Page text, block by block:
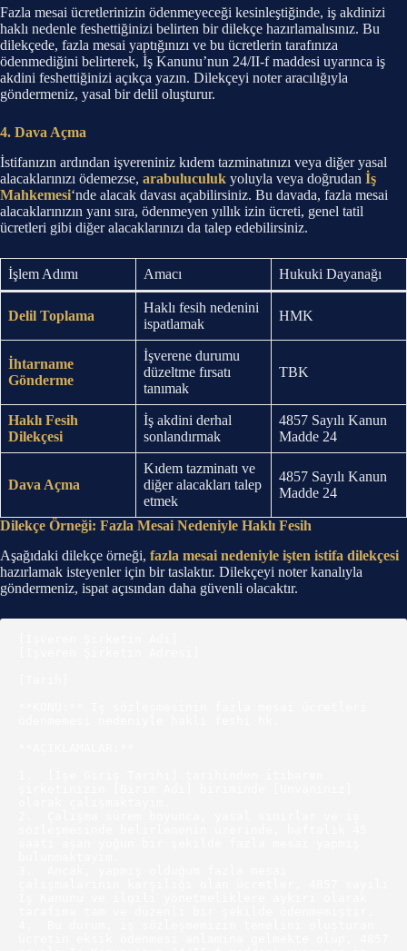
Fazla mesai ücretlerinizin ödenmeyeceği kesinleştiğinde, iş akdinizi
haklı nedenle feshettiğinizi belirten bir dilekçe hazırlamalısınız. Bu
dilekçede, fazla mesai yaptığınızı ve bu ücretlerin tarafınıza
ödenmediğini belirterek, İş Kanunu’nun 24/II-f maddesi uyarınca iş
akdini feshettiğinizi açıkça yazın. Dilekçeyi noter aracılığıyla
göndermeniz, yasal bir delil oluşturur.
4. Dava Açma
İstifanızın ardından işvereniniz kıdem tazminatınızı veya diğer yasal
alacaklarınızı ödemezse, arabuluculuk yoluyla veya doğrudan İş
Mahkemesi‘nde alacak davası açabilirsiniz. Bu davada, fazla mesai
alacaklarınızın yanı sıra, ödenmeyen yıllık izin ücreti, genel tatil
ücretleri gibi diğer alacaklarınızı da talep edebilirsiniz.
İşlem Adımı Amacı Hukuki Dayanağı
Delil Toplama
Haklı fesih nedenini
ispatlamak
HMK
İhtarname
Gönderme
İşverene durumu
düzeltme fırsatı
tanımak
TBK
Haklı Fesih
Dilekçesi
İş akdini derhal
sonlandırmak
4857 Sayılı Kanun
Madde 24
Dava Açma
Kıdem tazminatı ve
diğer alacakları talep
etmek
4857 Sayılı Kanun
Madde 24
Dilekçe Örneği: Fazla Mesai Nedeniyle Haklı Fesih
Aşağıdaki dilekçe örneği, fazla mesai nedeniyle işten istifa dilekçesi
hazırlamak isteyenler için bir taslaktır. Dilekçeyi noter kanalıyla
göndermeniz, ispat açısından daha güvenli olacaktır.